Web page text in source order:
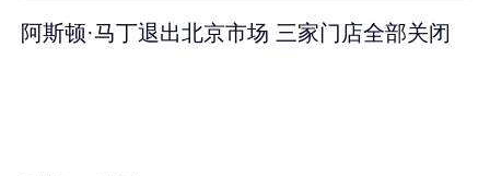
阿斯顿·马丁退出北京市场 三家门店全部关闭